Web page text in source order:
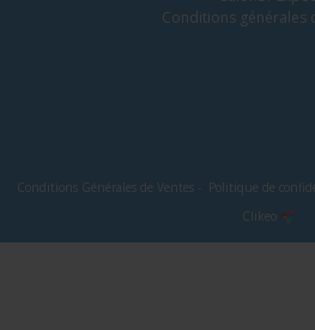
Conditions générales
Conditions Générales de Ventes- Politique de
Clikeo